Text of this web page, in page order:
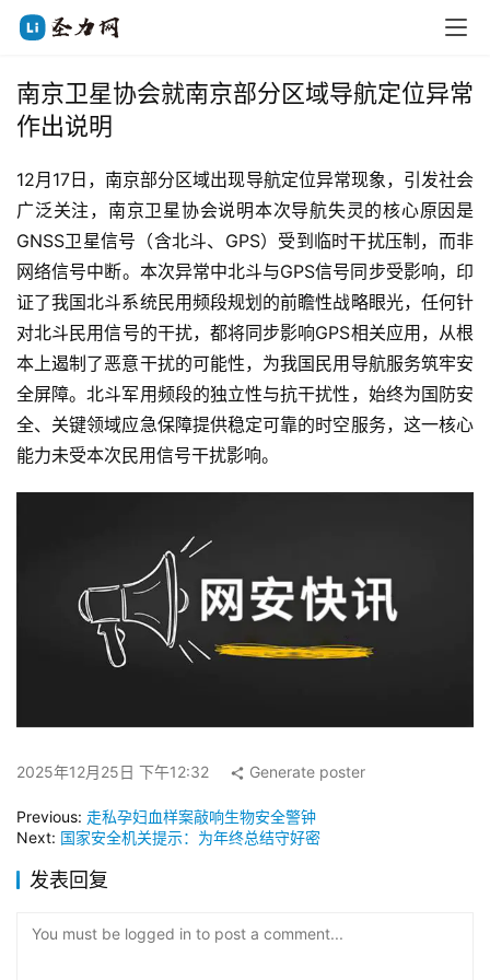
南京卫星协会就南京部分区域导航定位异常
作出说明
12月17日，南京部分区域出现导航定位异常现象，引发社会
广泛关注，南京卫星协会说明本次导航失灵的核心原因是
GNSS卫星信号（含北斗、GPS）受到临时干扰压制，而非
网络信号中断。本次异常中北斗与GPS信号同步受影响，印
证了我国北斗系统民用频段规划的前瞻性战略眼光，任何针
对北斗民用信号的干扰，都将同步影响GPS相关应用，从根
本上遏制了恶意干扰的可能性，为我国民用导航服务筑牢安
全屏障。北斗军用频段的独立性与抗干扰性，始终为国防安
全、关键领域应急保障提供稳定可靠的时空服务，这一核心
能力未受本次民用信号干扰影响。
2025年12月25日 下午12:32 Generate poster
Previous: 走私孕妇血样案敲响生物安全警钟
Next: 国家安全机关提示：为年终总结守好密
发表回复
You must be logged in to post a comment...